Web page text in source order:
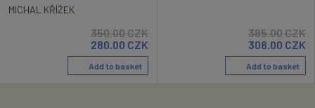
MICHAL KŘÍŽEK
350.00CZK
280.00 CZK
Add to basket
385.00CZK
308.00 CZK
Add to basket